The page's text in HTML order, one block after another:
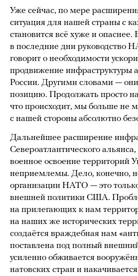
Уже сейчас, по мере
ситуация для нашей страны с
становится всё хуже и опаснее.
в последние дни руководство
говорит о необходимости
продвижение инфраструктуры
России. Другими словами —
позицию. Продолжать просто
что происходит, мы больше не
с нашей стороны абсолютно
Дальнейшее расширение
Североатлантического
военное освоение территорий
неприемлемы. Дело, конечно,
организации НАТО — это
внешней политики США.
на прилегающих к нам
на наших же исторических
создаётся враждебная нам
поставлена под полный
усиленно обживается
натовских стран и